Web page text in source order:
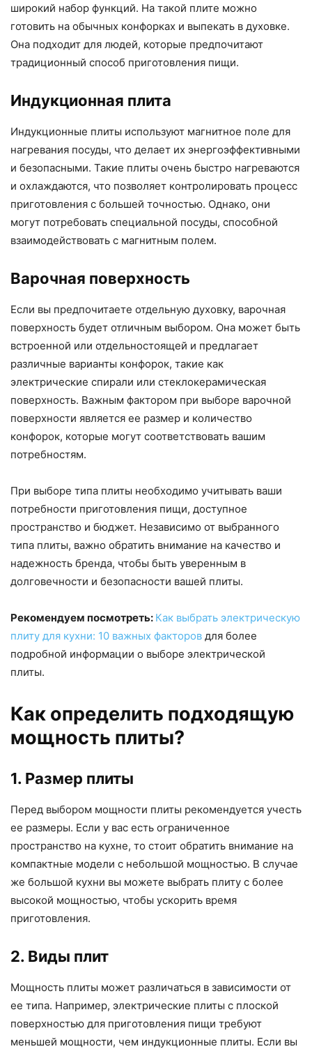
широкий набор функций. На такой плите можно
готовить на обычных конфорках и выпекать в духовке.
Она подходит для людей, которые предпочитают
традиционный способ приготовления пищи.
Индукционная плита
Индукционные плиты используют магнитное поле для
нагревания посуды, что делает их энергоэффективными
и безопасными. Такие плиты очень быстро нагреваются
и охлаждаются, что позволяет контролировать процесс
приготовления с большей точностью. Однако, они
могут потребовать специальной посуды, способной
взаимодействовать с магнитным полем.
Варочная поверхность
Если вы предпочитаете отдельную духовку, варочная
поверхность будет отличным выбором. Она может быть
встроенной или отдельностоящей и предлагает
различные варианты конфорок, такие как
электрические спирали или стеклокерамическая
поверхность. Важным фактором при выборе варочной
поверхности является ее размер и количество
конфорок, которые могут соответствовать вашим
потребностям.
При выборе типа плиты необходимо учитывать ваши
потребности приготовления пищи, доступное
пространство и бюджет. Независимо от выбранного
типа плиты, важно обратить внимание на качество и
надежность бренда, чтобы быть уверенным в
долговечности и безопасности вашей плиты.
Рекомендуем посмотреть: Как выбрать электрическую
плиту для кухни: 10 важных факторов для более
подробной информации о выборе электрической
плиты.
Как определить подходящую
мощность плиты?
1. Размер плиты
Перед выбором мощности плиты рекомендуется учесть
ее размеры. Если у вас есть ограниченное
пространство на кухне, то стоит обратить внимание на
компактные модели с небольшой мощностью. В случае
же большой кухни вы можете выбрать плиту с более
высокой мощностью, чтобы ускорить время
приготовления.
2. Виды плит
Мощность плиты может различаться в зависимости от
ее типа. Например, электрические плиты с плоской
поверхностью для приготовления пищи требуют
меньшей мощности, чем индукционные плиты. Если вы